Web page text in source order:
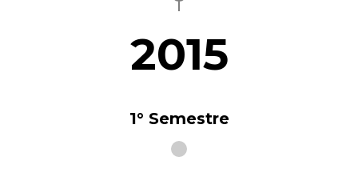
2015
1° Semestre